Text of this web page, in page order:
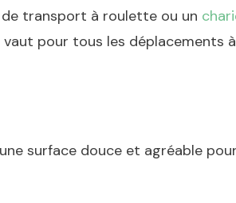
de transport à roulette ou un
pour tous les déplacements à
surface douce et agréable